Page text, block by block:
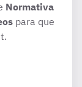
Normativa
para que